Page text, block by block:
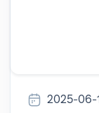
2025-06-